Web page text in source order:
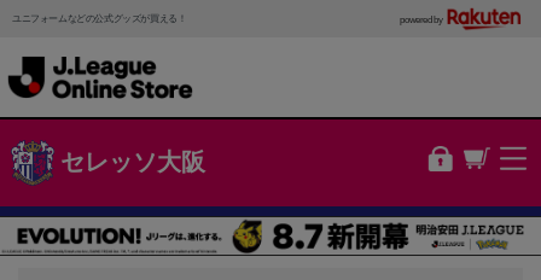
ユニフォームなどの公式グッズが買える！ powered by
セレッソ大阪